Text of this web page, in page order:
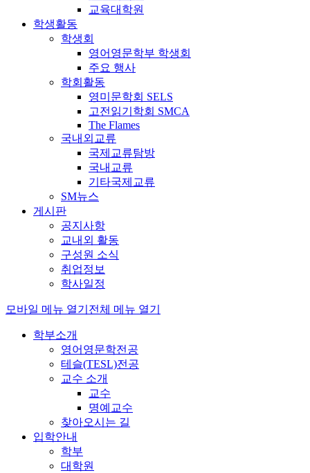
교육대학원
학생활동
학생회
영어영문학부 학생회
주요 행사
학회활동
영미문학회 SELS
고전읽기학회 SMCA
The Flames
국내외교류
국제교류탐방
국내교류
기타국제교류
SM뉴스
게시판
공지사항
교내외 활동
구성원 소식
취업정보
학사일정
모바일 메뉴 열기 전체 메뉴 열기
학부소개
영어영문학전공
테슬(TESL)전공
교수 소개
교수
명예교수
찾아오시는 길
입학안내
학부
대학원